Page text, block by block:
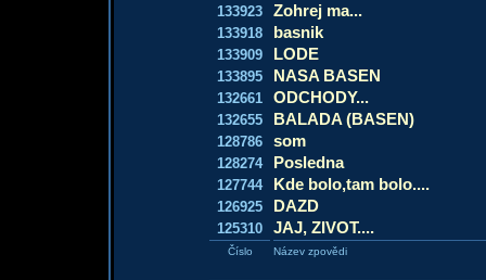
133923 Zohrej ma...
133918 basnik
133909 LODE
133895 NASA BASEN
132661 ODCHODY...
132655 BALADA (BASEN)
128786 som
128274 Posledna
127744 Kde bolo,tam bolo....
126925 DAZD
125310 JAJ, ZIVOT....
Číslo Název zpovědi